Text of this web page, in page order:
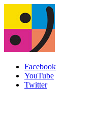
Facebook
YouTube
Twitter